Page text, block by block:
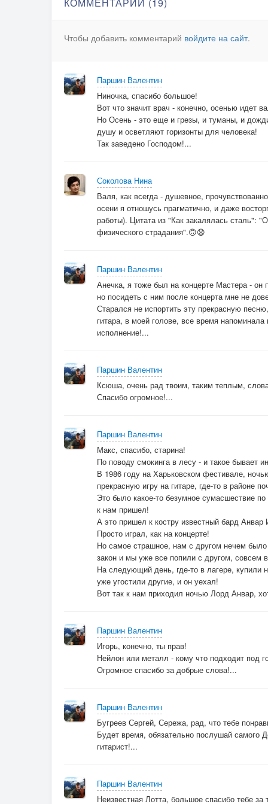
Нет, лучше, пожалуй, не надо!
Известны исходы парадов,
Ну вот, наконец - то,
дождливый сентябрь!
Ну вот, наконец - то,
прохладная осень!
И тучи повисли
под номером восемь.
Чтобы добавить комментарий войдите на сайт.
Паршин Валентин
Ниночка, спасибо большое!
Вот что значит врач - конечно, осенью идет
Но Осень - это еще и грезы, и туманы, и
душу и осветляют горизонты для человека!
Так заведено Господом!...
Соколова Нина
Валя, как всегда - душевное,
осени я отношусь прагматично, и даже
работы). Цитата из "Как закалялась сталь":
физического страдания".🙃😧
Паршин Валентин
Анечка, я тоже был на концерте Мастера - он
но посидеть с ним после концерта мне не
Старался не испортить эту прекрасную
гитара, в моей голове, все время
исполнение!...
Паршин Валентин
Ксюша, очень рад твоим, таким теплым,
Спасибо огромное!...
Паршин Валентин
Макс, спасибо, старина!
По поводу смокинга в лесу - и такое бывает
В 1986 году на Харьковском фестивале,
прекрасную игру на гитаре, где-то в районе
Это было какое-то безумное сумасшествие
к нам пришел!
А это пришел к костру известный бард
Просто играл, как на концерте!
Но самое страшное, нам с другом нечем было
закон и мы уже все попили с другом, совсем
На следующий день, где-то в лагере, купили
уже угостили другие, и он уехал!
Вот так к нам приходил ночью Лорд Анвар,
Паршин Валентин
Игорь, конечно, ты прав!
Нейлон или металл - кому что подходит под
Огромное спасибо за добрые слова!...
Паршин Валентин
Бугреев Сергей, Сережа, рад, что тебе
Будет время, обязательно послушай самого
гитарист!...
Паршин Валентин
Неизвестная Лотта, большое спасибо тебе за